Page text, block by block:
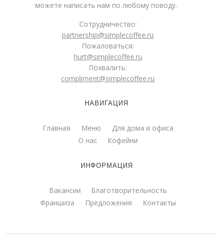
можете написать нам по любому поводу.
Сотрудничество:
partnership@simplecoffee.ru
Пожаловаться:
hurt@simplecoffee.ru
Похвалить:
compliment@simplecoffee.ru
НАВИГАЦИЯ
Главная Меню
Для дома и офиса
О нас
Кофейни
ИНФОРМАЦИЯ
Вакансии
Благотворительность
Франшиза
Предложения Контакты